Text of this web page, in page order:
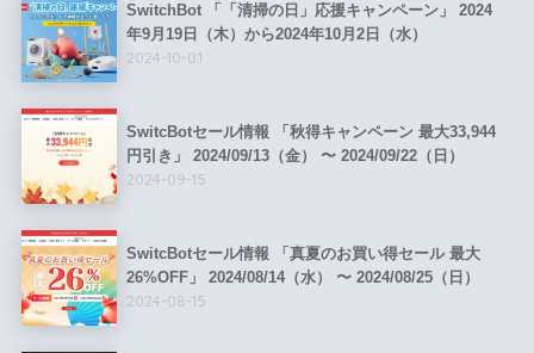
SwitchBot 「「清掃の日」応援キャンペーン」 2024
年9月19日（木）から2024年10月2日（水）
2024-10-01
SwitcBotセール情報 「秋得キャンペーン 最大33,944
円引き」 2024/09/13（金） 〜 2024/09/22（日）
2024-09-15
SwitcBotセール情報 「真夏のお買い得セール 最大
26%OFF」 2024/08/14（水） 〜 2024/08/25（日）
2024-08-15